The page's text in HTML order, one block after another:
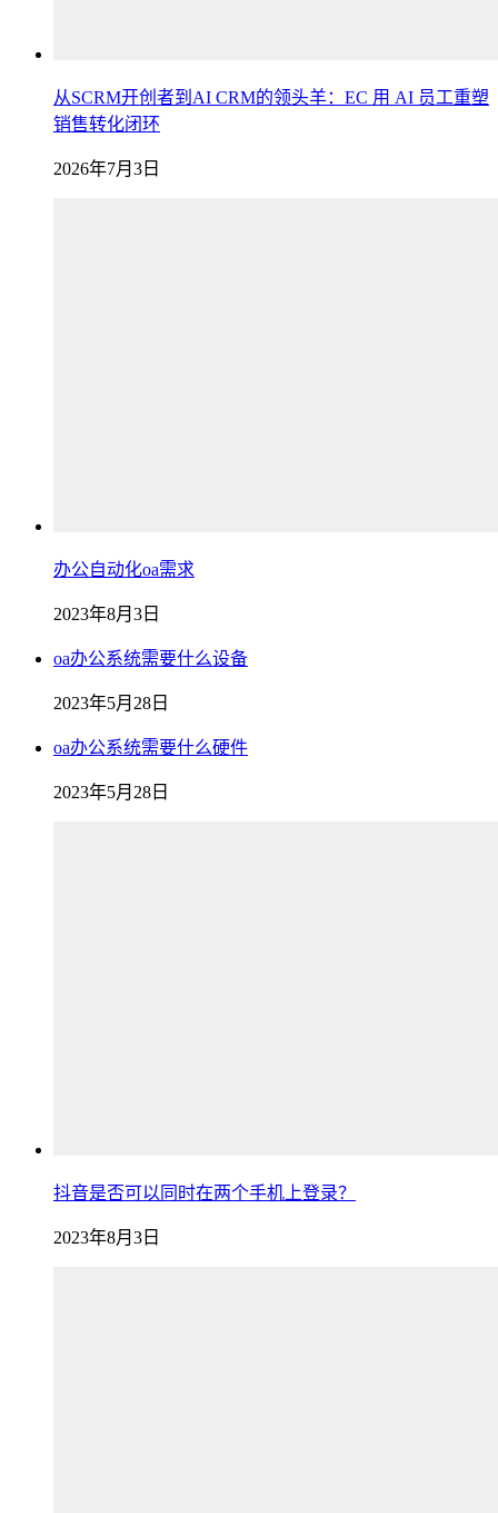
从SCRM开创者到AI CRM的领头羊：EC 用 AI 员工重塑
销售转化闭环
2026年7月3日
办公自动化oa需求
2023年8月3日
oa办公系统需要什么设备
2023年5月28日
oa办公系统需要什么硬件
2023年5月28日
抖音是否可以同时在两个手机上登录？
2023年8月3日